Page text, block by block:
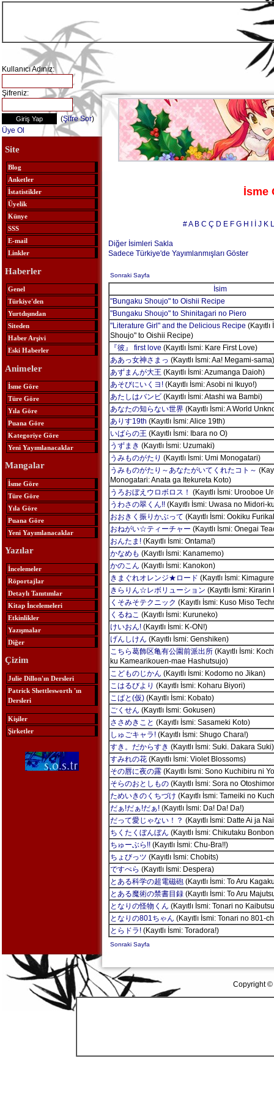
Kullanıcı Adınız:
Şifreniz:
(Şifre Sor)
Üye Ol
Site
Blog
Anketler
İstatistikler
Üyelik
Künye
SSS
E-mail
Linkler
Haberler
Genel
Türkiye'den
Yurtdışından
Siteden
Haber Arşivi
Eski Haberler
Animeler
İsme Göre
Türe Göre
Yıla Göre
Puana Göre
Kategoriye Göre
Yeni Yayımlanacaklar
Mangalar
İsme Göre
Türe Göre
Yıla Göre
Puana Göre
Yeni Yayımlanacaklar
Yazılar
İncelemeler
Röportajlar
Detaylı Tanıtımlar
Kitap İncelemeleri
Etkinlikler
Yazışmalar
Diğer
Çizim
Julie Dillon'ın Dersleri
Patrick Shettlesworth 'ın
Dersleri
Kişiler
Şirketler
İsme
#A B C Ç D E F G H J K L
Diğer İsimleri Sakla
Sadece Türkiye'de Yayımlanmışları Göster
Sonraki Sayfa
İsim
"Bungaku Shoujo" to Oishii Recipe
"Bungaku Shoujo" to Shinitagari no Piero
"Literature Girl" and the Delicious Recipe
Shoujo" to Oishii Recipe)
『彼』 first love (Kayıtlı İsmi: Kare First Love)
ああっ女神さまっ (Kayıtlı İsmi: Aa! Megami-sama)
あずまんが大王 (Kayıtlı İsmi: Azumanga Daioh)
あそびにいくヨ!(Kayıtlı İsmi: Asobi ni Ikuyo!)
あたしはバンビ(Kayıtlı İsmi: Atashi wa Bambi)
あなたの知らない世界(Kayıtlı İsmi: A World
ありす19th (Kayıtlı İsmi: Alice 19th)
いばらの王 (Kayıtlı İsmi: Ibara no O)
うずまき (Kayıtlı İsmi: Uzumaki)
うみものがたり (Kayıtlı İsmi: Umi Monogatari)
うみものがたり～あなたがいてくれたコト～
Monogatari: Anata ga Itekureta Koto)
うろおぼえウロボロス！ (Kayıtlı İsmi: Urooboe
うわさの翠くん!!(Kayıtlı İsmi: Uwasa no Midori-
おおきく振りかぶって (Kayıtlı İsmi: Ookiku
おねがい☆ティーチャー (Kayıtlı İsmi: Onegai
おんたま!(Kayıtlı İsmi: Ontama!)
かなめも (Kayıtlı İsmi: Kanamemo)
かのこん (Kayıtlı İsmi: Kanokon)
きまぐれオレンジ★ロード (Kayıtlı İsmi:
きらりん☆レボリューション (Kayıtlı İsmi:
くそみそテクニック (Kayıtlı İsmi: Kuso Miso
くるねこ (Kayıtlı İsmi: Kuruneko)
けいおん!(Kayıtlı İsmi: K-ON!)
げんしけん (Kayıtlı İsmi: Genshiken)
こちら葛飾区亀有公園前派出所(Kayıtlı İsmi:
ku Kamearikouen-mae Hashutsujo)
こどものじかん (Kayıtlı İsmi: Kodomo no Jikan)
こはるびより (Kayıtlı İsmi: Koharu Biyori)
こばと(仮)(Kayıtlı İsmi: Kobato)
ごくせん (Kayıtlı İsmi: Gokusen)
ささめきこと (Kayıtlı İsmi: Sasameki Koto)
しゅごキャラ!(Kayıtlı İsmi: Shugo Chara!)
すき。だからすき (Kayıtlı İsmi: Suki. Dakara Suki)
すみれの花(Kayıtlı İsmi: Violet Blossoms)
その唇に夜の露(Kayıtlı İsmi: Sono Kuchibiru ni
そらのおとしもの(Kayıtlı İsmi: Sora no
ためいきのくちづけ (Kayıtlı İsmi: Tameiki no
だぁ!だぁ!だぁ!(Kayıtlı İsmi: Da! Da! Da!)
だって愛じゃない！？ (Kayıtlı İsmi: Datte Ai ja
ちくたくぼんぼん (Kayıtlı İsmi: Chikutaku
ちゅーぶら!!(Kayıtlı İsmi: Chu-Bra!!)
ちょびっツ (Kayıtlı İsmi: Chobits)
ですぺら (Kayıtlı İsmi: Despera)
とある科学の超電磁砲(Kayıtlı İsmi: To Aru
とある魔術の禁書目録(Kayıtlı İsmi: To Aru
となりの怪物くん (Kayıtlı İsmi: Tonari no
となりの801ちゃん (Kayıtlı İsmi: Tonari no 801-
とらドラ!(Kayıtlı İsmi: Toradora!)
Sonraki Sayfa
Copyright ©